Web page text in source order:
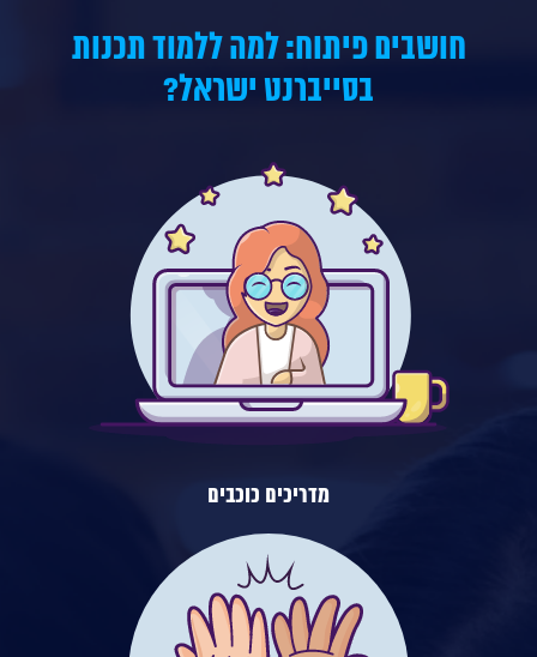
חושבים פיתוח: למה ללמוד תכנות
בסייברנט ישראל?
מדריכים כוכבים